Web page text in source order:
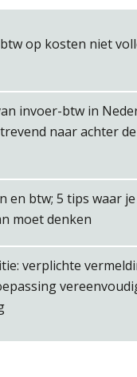
Joep Swinkels
op kosten niet
invoer-btw in
naar achter
en btw; 5 tips waar
moet denken
verplichte